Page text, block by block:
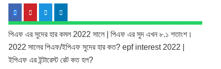
পিএফ এর সুদের হার কমল 2022 সালে | পিএফ এর সুদ এখন ৮.১ শতাংশ।
2022 সালের পিএফ/ইপিএফ সুদের হার কত? epf interest 2022 |
ইপিএফ এর ইন্টারেস্ট রেট কত হল?